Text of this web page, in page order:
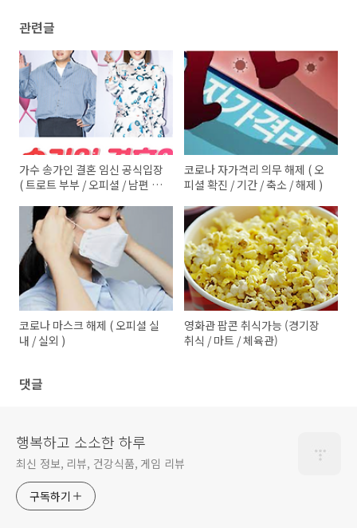
관련글
가수 송가인 결혼 임신 공식입장
( 트로트 부부 / 오피셜 / 남편 /
코로나 자가격리 의무 해제 ( 오
피셜 확진 / 기간 / 축소 / 해제 )
코로나 마스크 해제 ( 오피셜 실
내 / 실외 )
영화관 팝콘 취식가능 (경기장
취식 / 마트 / 체육관)
댓글
행복하고 소소한 하루
최신 정보, 리뷰, 건강식품, 게임 리뷰
구독하기